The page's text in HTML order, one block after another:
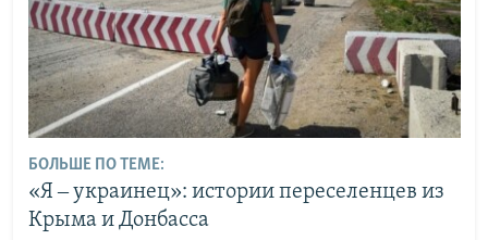
БОЛЬШЕ ПО ТЕМЕ:
«Я ‒ украинец»: истории переселенцев из
Крыма и Донбасса